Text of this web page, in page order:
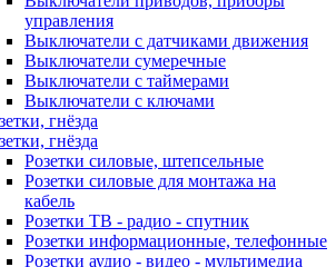
управления
Выключатели с датчиками движения
Выключатели сумеречные
Выключатели с таймерами
Выключатели с ключами
гнёзда
гнёзда
Розетки силовые, штепсельные
Розетки силовые для монтажа на
кабель
Розетки ТВ - радио - спутник
Розетки информационные, телефонные
Розетки аудио - видео - мультимедиа